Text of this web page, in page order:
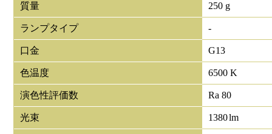
質量 250 g
ランプタイプ -
口金 G13
色温度 6500 K
演色性評価数 Ra 80
光束 1380lm